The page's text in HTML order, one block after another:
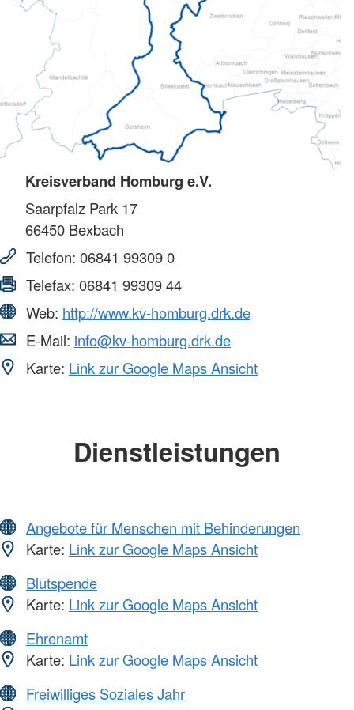
Kreisverband Homburg e.V.
Saarpfalz Park 17
66450 Bexbach
Telefon: 06841 99309 0
Telefax: 06841 99309 44
Web: http://www.kv-homburg.drk.de
E-Mail: info@kv-homburg.drk.de
Karte: Link zur Google Maps Ansicht
Dienstleistungen
Angebote für Menschen mit Behinderungen
Karte: Link zur Google Maps Ansicht
Blutspende
Karte: Link zur Google Maps Ansicht
Ehrenamt
Karte: Link zur Google Maps Ansicht
Freiwilliges Soziales Jahr